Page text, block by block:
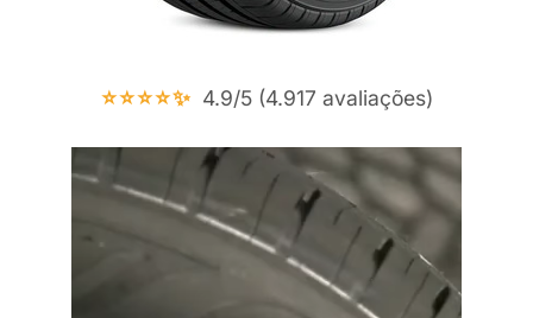
⭐⭐⭐⭐✨ 4.9/5 (4.917 avaliações)